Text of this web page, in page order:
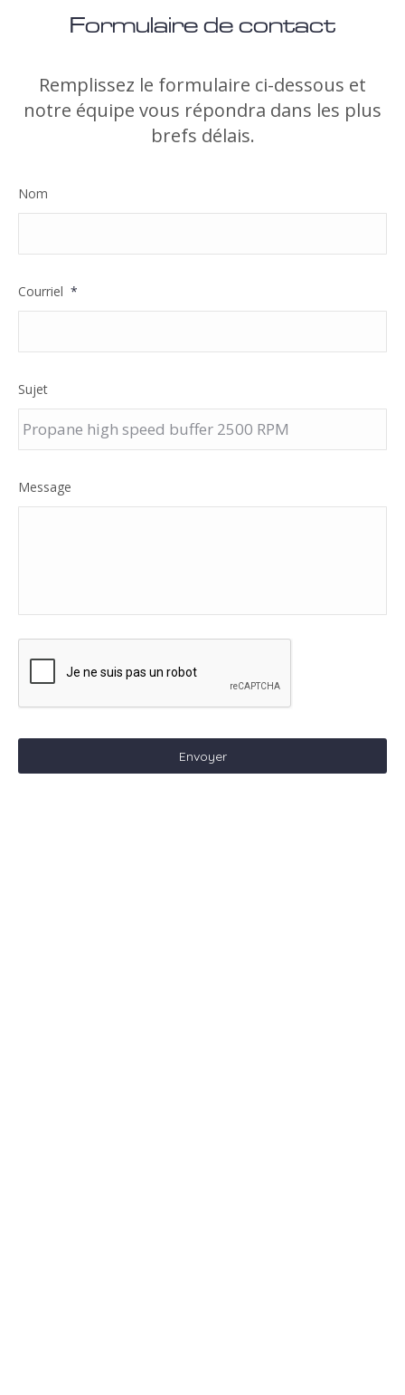
Formulaire de contact
Remplissez le formulaire ci-dessous et
notre équipe vous répondra dans les plus
brefs délais.
Nom
Courriel *
Sujet
Message